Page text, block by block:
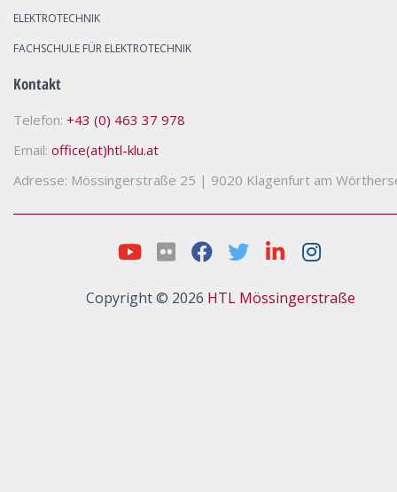
ELEKTROTECHNIK
FACHSCHULE FÜR ELEKTROTECHNIK
Kontakt
Telefon: +43 (0) 463 37 978
Email: office(at)htl-klu.at
Adresse: Mössingerstraße 25 | 9020 Klagenfurt am
Copyright © 2026 HTL Mössingerstraße